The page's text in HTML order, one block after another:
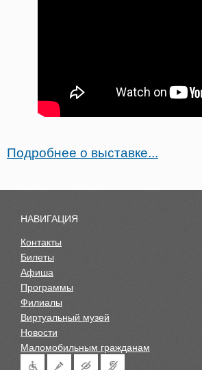
Подробнее о выставке...
НАВИГАЦИЯ
Контакты
Билеты
Афиша
Программы
Филиалы
Виртуальный музей
Новости
Маломобильным гражданам